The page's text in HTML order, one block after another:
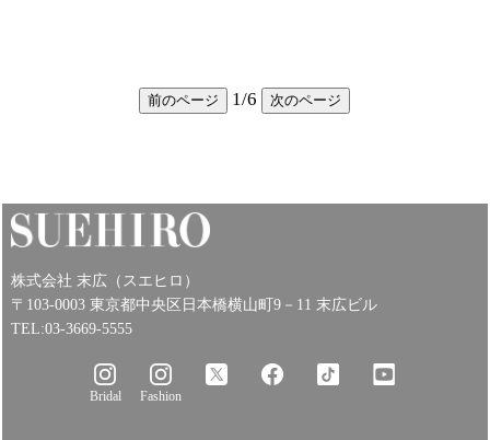
前のページ 1/6 次のページ
株式会社 末広（スエヒロ）
〒103-0003 東京都中央区日本橋横山町9－11 末広ビル
TEL:03-3669-5555
Bridal Fashion